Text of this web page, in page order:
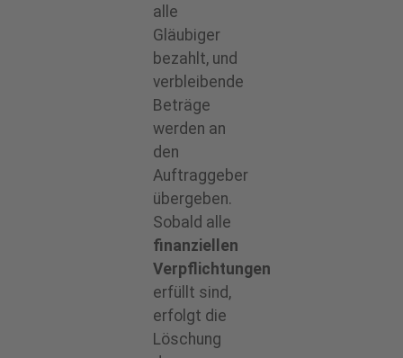
alle
Gläubiger
bezahlt, und
verbleibende
Beträge
werden an
den
Auftraggeber
übergeben.
Sobald alle
finanziellen
Verpflichtungen
erfüllt sind,
erfolgt die
Löschung